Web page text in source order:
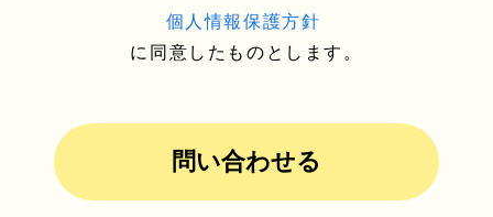
個人情報保護方針
に同意したものとします。